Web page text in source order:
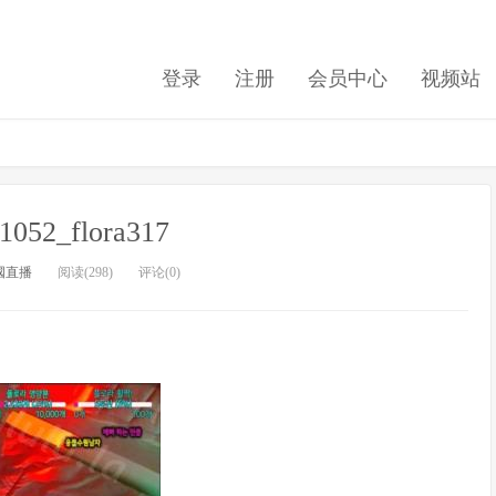
登录 注册 会员中心 视频站
直播 阅读(298) 评论(0)